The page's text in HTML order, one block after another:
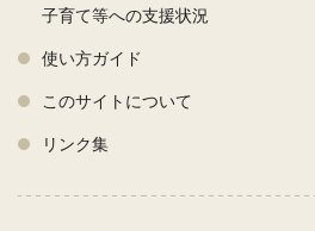
子育て等への支援状況
使い方ガイド
このサイトについて
リンク集